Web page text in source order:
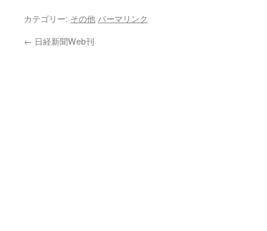
カテゴリー: その他 パーマリンク
← 日経新聞Web刊